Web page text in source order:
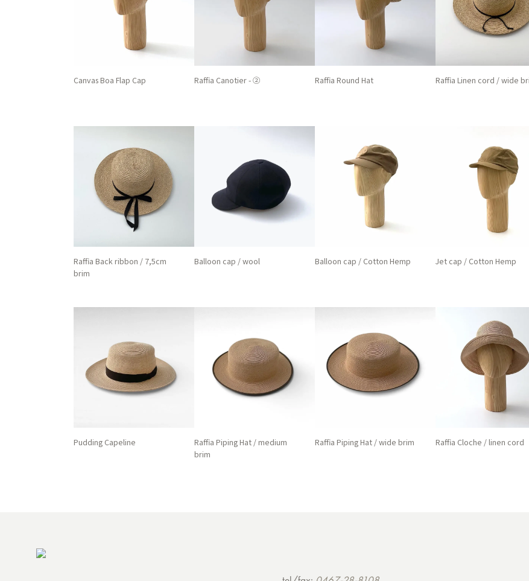
Canvas Boa Flap Cap Raffia Canotier - ② Raffia Round Hat Raffia Linen cord / wide
Raffia Back ribbon / 7,5cm
brim
Balloon cap / wool Balloon cap / Cotton Hemp Jet cap / Cotton Hemp
Pudding Capeline
Raffia Piping Hat / medium
brim
Raffia Piping Hat / wide brim Raffia Cloche / linen cord